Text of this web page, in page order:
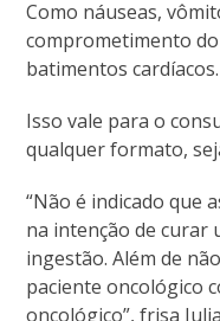
Como náuseas,
comprometimento
batimentos cardíacos.
Isso vale para o
qualquer formato,
“Não é indicado que
na intenção de curar
ingestão. Além de
paciente oncológico
oncológico”, frisa